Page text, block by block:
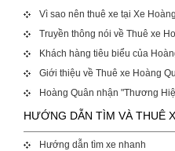
Vì sao nên thuê xe tại Xe
Truyền thông nói về Thuê xe
Khách hàng tiêu biểu của
Giới thiệu về Thuê xe Hoàng
Hoàng Quân nhận "Thương
HƯỚNG DẪN TÌM VÀ THUÊ
Hướng dẫn tìm xe nhanh